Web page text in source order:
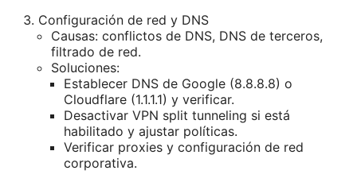
Configuración de red y DNS
Causas: conflictos de DNS, DNS de terceros,
filtrado de red.
Soluciones:
Establecer DNS de Google (8.8.8.8) o
Cloudflare (1.1.1.1) y verificar.
Desactivar VPN split tunneling si está
habilitado y ajustar políticas.
Verificar proxies y configuración de red
corporativa.